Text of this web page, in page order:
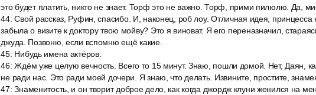
это будет платить, никто не знает. Торф это не важно. Торф, прими пилюлю. Да,
44:Свой рассказ, Руфин, спасибо. И, наконец, роб лоу. Отличная идея, принцесса
забыла о визите к доктору твою мойву? Это я виноват. Я его переназначил,
джуда. Позвоню, если вспомню ещё какие.
45: Нибудь имена актёров.
46:Ждём уже целую вечность. Всего то 15 минут. Знаю, пошли домой. Нет, Даян,
не ради нас. Это ради моей дочери. Я знаю, что делать. Извините, простите,
47:Знаменитость, и он творит доброе дело, как когда джордж клуни женился на